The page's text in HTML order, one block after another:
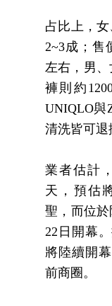
占比上，
2~3成；售
左右，男、
褲則約
UNIQLO與
清洗皆可退
業者估計，
天，預估
聖，而位
22 日開幕
將陸續開
前商圈。